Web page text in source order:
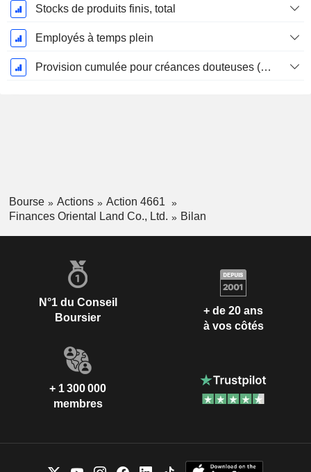
Stocks de produits finis, total
Employés à temps plein
Provision cumulée pour créances douteuses (Supple)
Bourse Actions
Action 4661
Finances Oriental Land Co., Ltd.
Bilan
N°1 du Conseil
Boursier
+ de 20 ans
à vos côtés
+ 1 300 000
membres